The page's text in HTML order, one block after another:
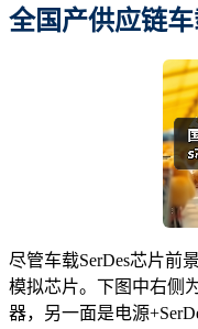
全国产供应链
尽管车载SerDes芯片前
模拟芯片。下图中右侧
器，另一面是电源